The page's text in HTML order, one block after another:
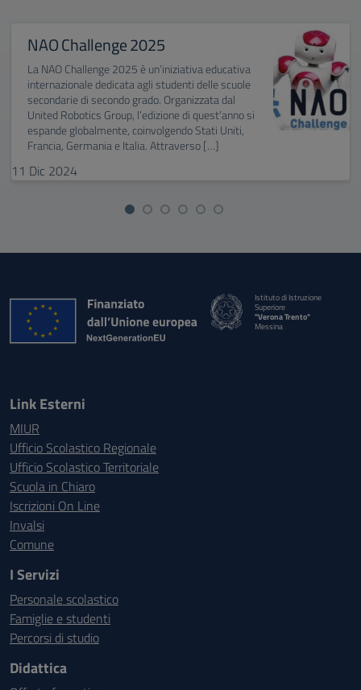
NAO Challenge 2025
La NAO Challenge 2025 è un’iniziativa educativa
internazionale dedicata agli studenti delle scuole
secondarie di secondo grado. Organizzata dal
United Robotics Group, l’edizione di quest’anno si
espande globalmente, coinvolgendo Stati Uniti,
Francia, Germania e Italia. Attraverso […]
11 Dic 2024
Istituto di Istruzione
Superiore
"Verona Trento"
Messina
Link Esterni
MIUR
Ufficio Scolastico Regionale
Ufficio Scolastico Territoriale
Scuola in Chiaro
Iscrizioni On Line
Invalsi
Comune
I Servizi
Personale scolastico
Famiglie e studenti
Percorsi di studio
Didattica